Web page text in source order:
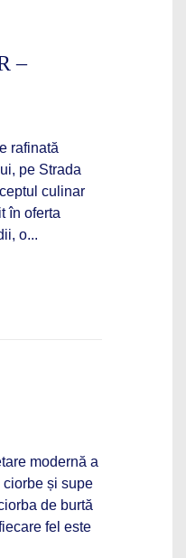
–
rafinată
pe Strada
culinar
în oferta
o...
modernă a
ciorbe și supe
de burtă
fel este